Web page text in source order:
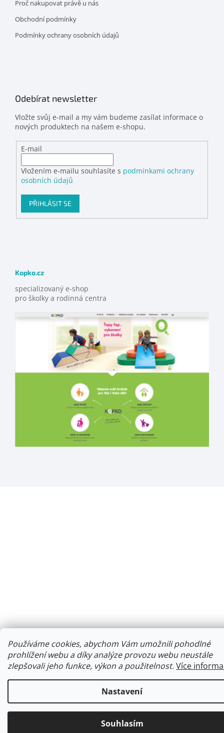
Používáme cookies, abychom Vám umožnili pohodlné
prohlížení webu a díky analýze provozu webu neustále
zlepšovali jeho funkce, výkon a použitelnost. Více
Nastavení
Souhlasím
Proč nakupovat právě u nás
Obchodní podmínky
Podmínky ochrany osobních údajů
Odebírat newsletter
Vložte svůj e-mail a my vám budeme zasílat informace o
nových produktech na našem e-shopu.
E-mail
Vložením e-mailu souhlasíte s podmínkami ochrany
osobních údajů
PŘIHLÁSIT SE
Kopko.cz
specializovaný e-shop
pro školky a rodinná centra